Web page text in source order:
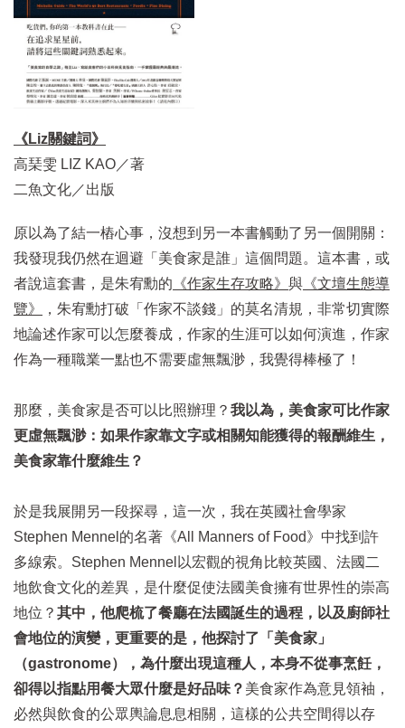
《Liz關鍵詞》
高琹雯 LIZ KAO／著
二魚文化／出版
原以為了結一樁心事，沒想到另一本書觸動了另一個開關：
我發現我仍然在迴避「美食家是誰」這個問題。這本書，或
者說這套書，是朱宥勳的 《作家生存攻略》 與 《文壇生態導
覽》
，朱宥勳打破「作家不談錢」的莫名清規，非常切實際
地論述作家可以怎麼養成，作家的生涯可以如何演進，作家
作為一種職業一點也不需要虛無飄渺，我覺得棒極了！
那麼，美食家是否可以比照辦理？ 我以為，美食家可比作家
更虛無飄渺：如果作家靠文字或相關知能獲得的報酬維生，
美食家靠什麼維生？
於是我展開另一段探尋，這一次，我在英國社會學家
Stephen Mennel的名著《All Manners of Food》中找到許
多線索。Stephen Mennel以宏觀的視角比較英國、法國二
地飲食文化的差異，是什麼促使法國美食擁有世界性的崇高
地位？ 其中，他爬梳了餐廳在法國誕生的過程，以及廚師社
會地位的演變，更重要的是，他探討了「美食家」
（gastronome），為什麼出現這種人，本身不從事烹飪，
卻得以指點用餐大眾什麼是好品味？ 美食家作為意見領袖，
必然與飲食的公眾輿論息息相關，這樣的公共空間得以存